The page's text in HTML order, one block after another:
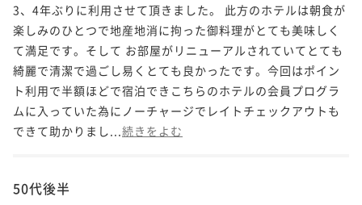
3、4年ぶりに利用させて頂きました。 此方のホテルは朝食が
楽しみのひとつで地産地消に拘った御料理がとても美味しく
て満足です。そして お部屋がリニューアルされていてとても
綺麗で清潔で過ごし易くとても良かったです。今回はポイン
ト利用で半額ほどで宿泊できこちらのホテルの会員プログラ
ムに入っていた為にノーチャージでレイトチェックアウトも
できて助かりまし... 続きをよむ
50代後半